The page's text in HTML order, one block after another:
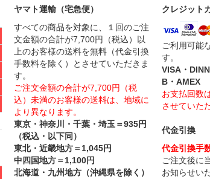
ヤマト運輸（宅急便）
すべての商品を対象に、１回のご注
文金額の合計が7,700円（税込）以
上のお客様の送料を無料（代金引換
手数料を除く）とさせていただきま
す。
ご注文金額の合計が7,700円（税
込）未満のお客様の送料は、地域に
より異なります。
東京・神奈川・千葉・埼玉＝935円
（税込・以下同）
東北・近畿地方＝1,045円
中四国地方＝1,100円
北海道・九州地方（沖縄県を除く）
クレジット
ご利用可能
す。
VISA・
B・AMEX
お支払回数
させていた
代金引換
代金引換手
ご注文後に
お知らせい